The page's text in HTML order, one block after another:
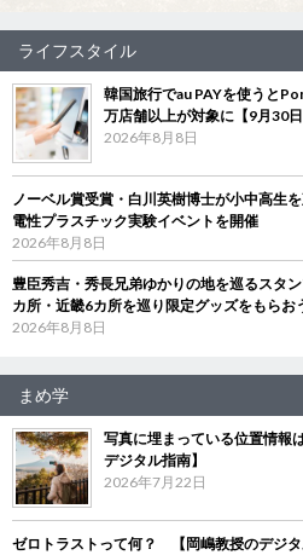
ライフスタイル
韓国旅行でau PAYを使うと
万店舗以上が対象に【9月30日
2026年8月8日
ノーベル賞受賞・白川英樹博士が小中高生
電性プラスチック実験イベントを開催
2026年8月8日
豊臣秀吉・秀長兄弟ゆかりの地を巡るスタ
カ所・近畿6カ所を巡り限定グッズをもらお
2026年8月8日
まめ学
写真に埋まっている位置情
デジタル指南】
2026年7月22日
ゼロトラストって何？ 【岡嶋教授のデジタ